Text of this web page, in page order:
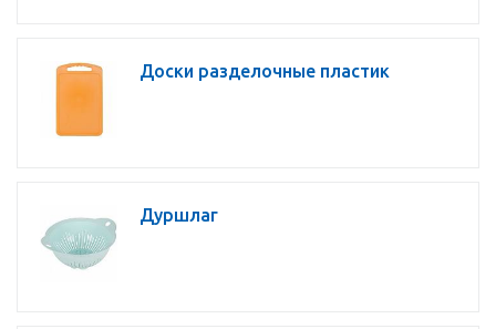
Доски разделочные пластик
Дуршлаг